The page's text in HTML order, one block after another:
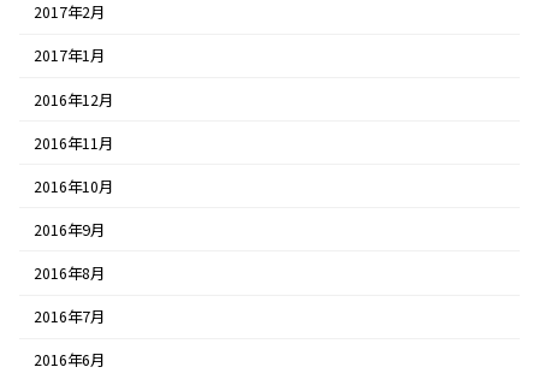
2017年2月
2017年1月
2016年12月
2016年11月
2016年10月
2016年9月
2016年8月
2016年7月
2016年6月